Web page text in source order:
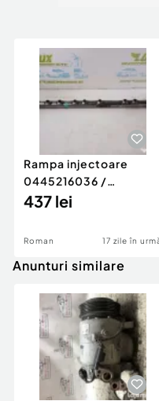
Rampa injectoare
0445216036 /
780542302 3.0 d 313
437 lei
Roman 17 zile în
Anunturi similare